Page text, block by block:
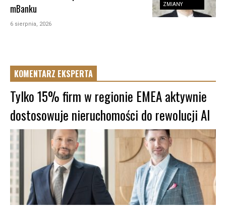
ZMIANY
mBanku
6 sierpnia, 2026
KOMENTARZ EKSPERTA
Tylko 15% firm w regionie EMEA aktywnie
dostosowuje nieruchomości do rewolucji AI